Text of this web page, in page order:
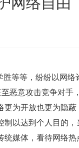
等等，纷纷以网
恶意攻击竞争对
开放也更为隐蔽
以达到个人目的
体，看待网络热